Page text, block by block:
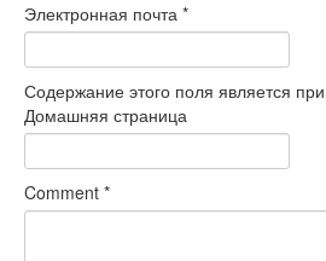
Электронная почта *
Содержание этого поля является
Домашняя страница
Comment *